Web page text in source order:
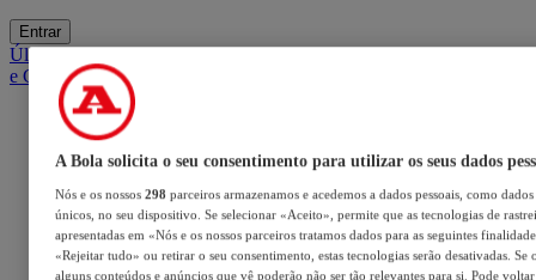
Entrar
ÚltimasMercadoOpiniãoiGaming HubA BOLA SUGEREBarba
e Cabelo
A Bola solicita o seu consentimento para utilizar os seus dados
Nós e os nossos 298 parceiros armazenamos e acedemos a dados pessoais, como
únicos, no seu dispositivo. Se selecionar «Aceito», permite que as tecnologias de
apresentadas em «Nós e os nossos parceiros tratamos dados para as seguintes
«Rejeitar tudo» ou retirar o seu consentimento, estas tecnologias serão desativadas. Se
alguns conteúdos e anúncios que vê poderão não ser tão relevantes para si. Pode voltar